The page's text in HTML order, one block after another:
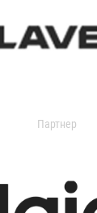
Партнер